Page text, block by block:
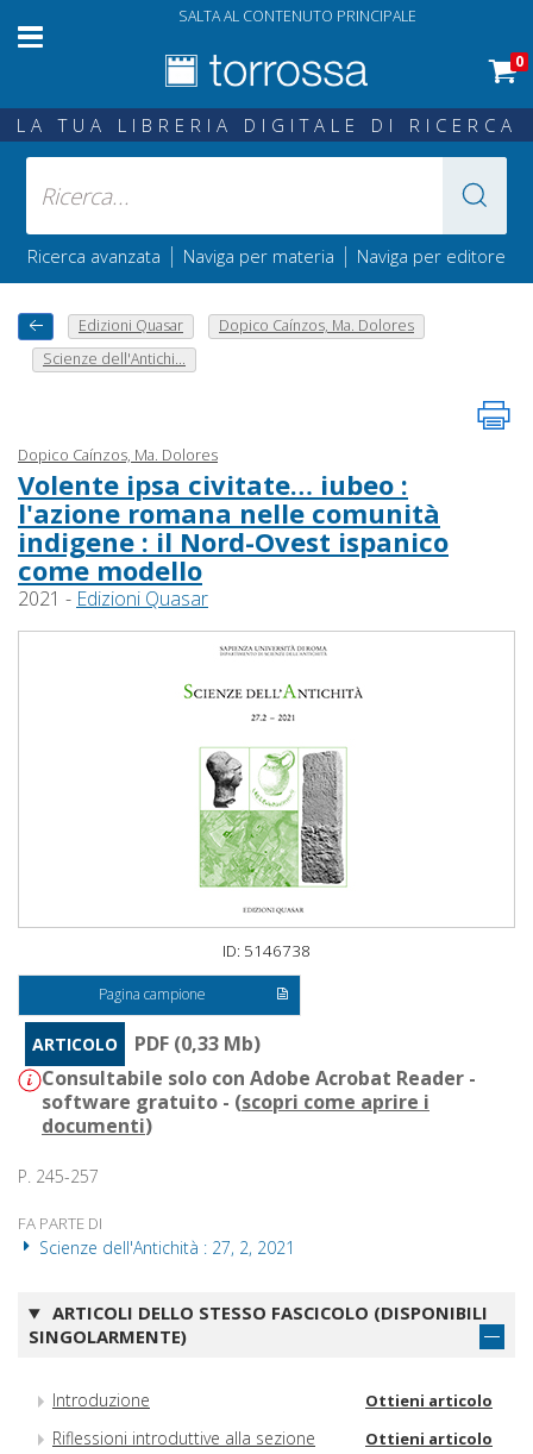
SALTA AL CONTENUTO PRINCIPALE
0
LA TUA LIBRERIA DIGITALE DI RICERCA
Ricerca avanzata | Naviga per materia | Naviga per editore
Edizioni Quasar
Dopico Caínzos, Ma. Dolores
Scienze dell'Antichi...
Dopico Caínzos, Ma. Dolores
Volente ipsa civitate… iubeo :
l'azione romana nelle comunità
indigene : il Nord-Ovest ispanico
come modello
2021 - Edizioni Quasar
ID: 5146738
Pagina campione
ARTICOLO
PDF (0,33 Mb)
Consultabile solo con Adobe Acrobat Reader -
software gratuito - (scopri come aprire i
documenti)
P. 245-257
FA PARTE DI
Scienze dell'Antichità : 27, 2, 2021
ARTICOLI DELLO STESSO FASCICOLO (DISPONIBILI
SINGOLARMENTE)
Introduzione Ottieni articolo
Riflessioni introduttive alla sezione Ottieni articolo